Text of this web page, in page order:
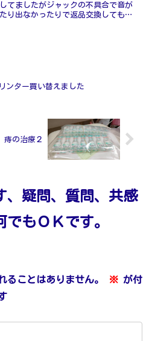
てましたがジャックの不具合で音が
り出なかったりで返品交換してもら
ンター買い替えました
痔の治療２
、疑問、質問、共感
もＯＫです。
ることはありません。 ※ が付